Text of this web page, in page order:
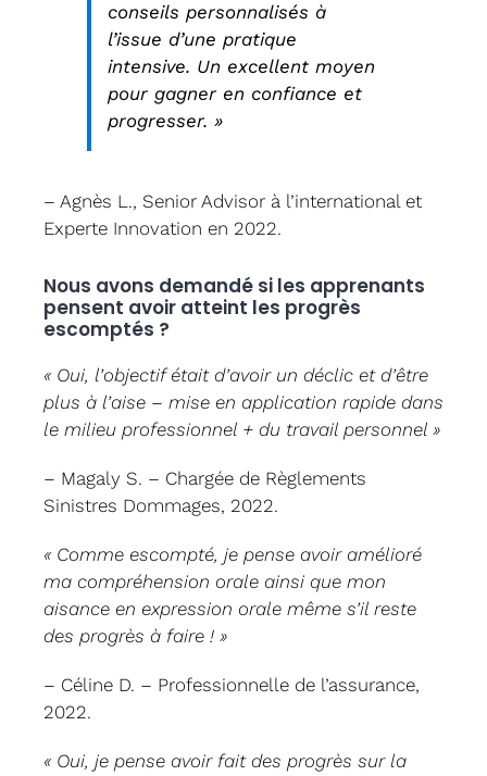
conseils personnalisés à
l’issue d’une pratique
intensive. Un excellent moyen
pour gagner en confiance et
progresser. »
– Agnès L., Senior Advisor à l’international et
Experte Innovation en 2022.
Nous avons demandé si les apprenants
pensent avoir atteint les progrès
escomptés ?
« Oui, l’objectif était d’avoir un déclic et d’être
plus à l’aise – mise en application rapide dans
le milieu professionnel + du travail personnel »
– Magaly S. – Chargée de Règlements
Sinistres Dommages, 2022.
« Comme escompté, je pense avoir amélioré
ma compréhension orale ainsi que mon
aisance en expression orale même s’il reste
des progrès à faire ! »
– Céline D. – Professionnelle de l’assurance,
2022.
« Oui, je pense avoir fait des progrès sur la